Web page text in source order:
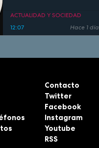
ACTUALIDAD Y SOCIEDAD
12:07
Hace 1 día
Contacto
Twitter
Facebook
Instagram
Youtube
RSS